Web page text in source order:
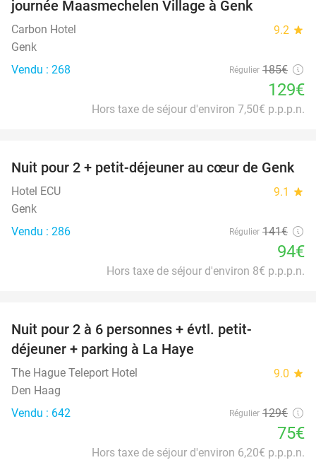
journée Maasmechelen Village à Genk
Carbon Hotel 9.2 star
Genk
Vendu : 268
Régulier 185€
129€
Hors taxe de séjour d'environ 7,50€ p.p.p.n.
33%
Nuit pour 2 + petit-déjeuner au cœur de Genk
Hotel ECU 9.1 star
Genk
Vendu : 286
Régulier 141€
94€
Hors taxe de séjour d'environ 8€ p.p.p.n.
Nuit pour 2 à 6 personnes + évtl. petit-
déjeuner + parking à La Haye
The Hague Teleport Hotel 9.0 star
Den Haag
Vendu : 642
Régulier 129€
75€
Hors taxe de séjour d'environ 6,20€ p.p.p.n.